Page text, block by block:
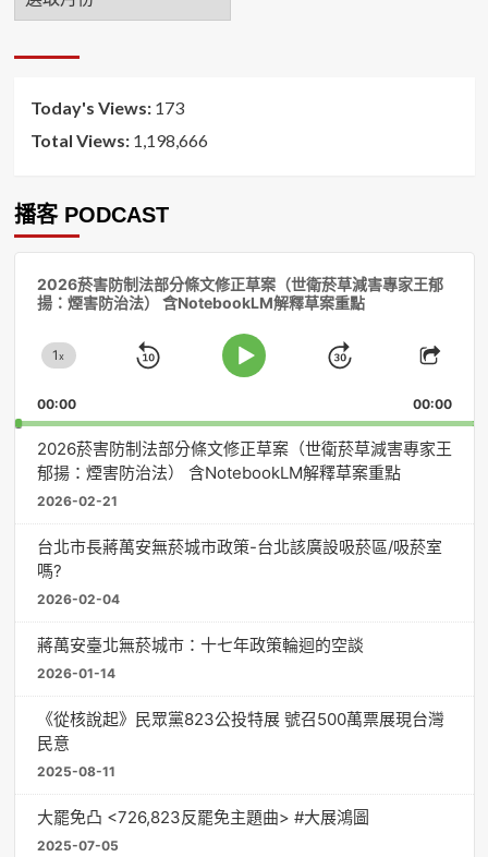
月
Today's Views: 173
Total Views: 1,198,666
播客 PODCAST
2026菸害防制法部分條文修正草案（世衛菸草減害專家王郁
揚：煙害防治法） 含NotebookLM解釋草案重點
Change
Rate
1x
Skip
Play
Jump
Forward
Share
00:00 00:00
2026菸害防制法部分條文修正草案（世衛菸草減害專家王
郁揚：煙害防治法） 含NotebookLM解釋草案重點
2026-02-21
台北市長蔣萬安無菸城市政策-台北該廣設吸菸區/吸菸室
嗎?
2026-02-04
蔣萬安臺北無菸城市：十七年政策輪迴的空談
2026-01-14
《從核說起》民眾黨823公投特展 號召500萬票展現台灣
民意
2025-08-11
大罷免凸 <726,823反罷免主題曲> #大展鴻圖
2025-07-05